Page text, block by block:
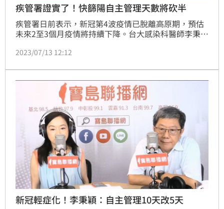
疾管署證實了！快篩陽自主管理天數將砍半
疾管署日前表示，新冠第4波疫情已脫離高原期，預估
未來2至3個月疫情將持續下降。台大感染科醫師李秉穎
疾管署最近即將把快篩陽自主健康管理的建議天數，從
程度後能讓大家回歸正常生活，日前專家會議確實有在
討論，已達一定共識。（記者黃仲丘）
2023/07/13 12:12
新冠輕症化！李秉穎：自主管理10天改5天